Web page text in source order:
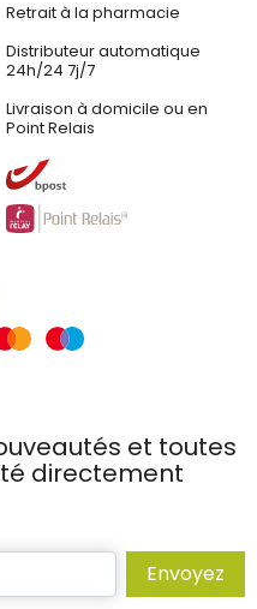
Retrait à la pharmacie
Distributeur automatique
24h/24 7j/7
Livraison à domicile ou en
Point Relais
et toutes
directement
Envoyez